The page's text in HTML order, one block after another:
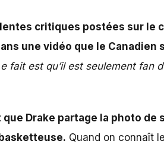
critiques postées sur le
une vidéo que le
fait est qu’il est seulement fan
que Drake partage la photo de
Quand on connaît